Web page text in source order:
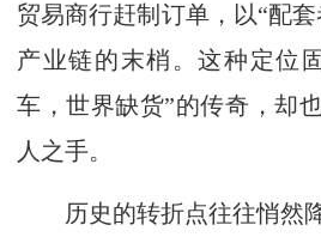
贸易商行赶制订单，以“配
产业链的末梢。这种定位
车，世界缺货”的传奇，却
人之手。
历史的转折点往往悄然